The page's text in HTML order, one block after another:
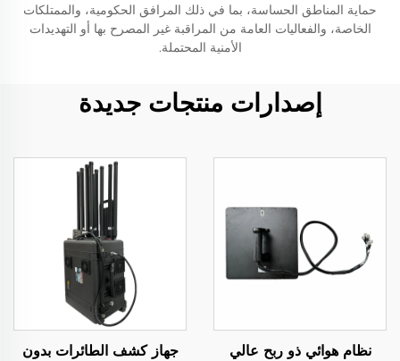
حماية المناطق الحساسة، بما في ذلك المرافق الحكومية، والممتلكات
الخاصة، والفعاليات العامة من المراقبة غير المصرح بها أو التهديدات
الأمنية المحتملة.
إصدارات منتجات جديدة
نظام هوائي ذو ربح عالي
جهاز كشف الطائرات بدون